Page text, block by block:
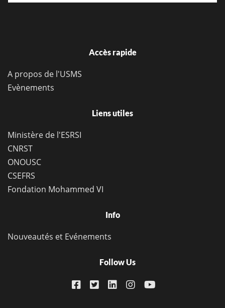
Accès rapide
A propos de l'USMS
Evènements
Liens utiles
Ministère de l'ESRSI
CNRST
ONOUSC
CSEFRS
Fondation Mohammed VI
Info
Nouveautés et Evénements
Follow Us